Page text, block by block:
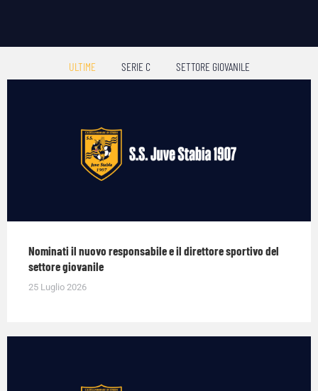
ULTIME SERIE C SETTORE GIOVANILE
Nominati il nuovo responsabile e il direttore sportivo del
settore giovanile
25 Luglio 2026